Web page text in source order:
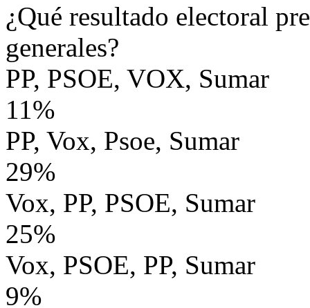
¿Qué resultado electoral
generales?
PP, PSOE, VOX, Sumar
11%
PP, Vox, Psoe, Sumar
29%
Vox, PP, PSOE, Sumar
25%
Vox, PSOE, PP, Sumar
9%